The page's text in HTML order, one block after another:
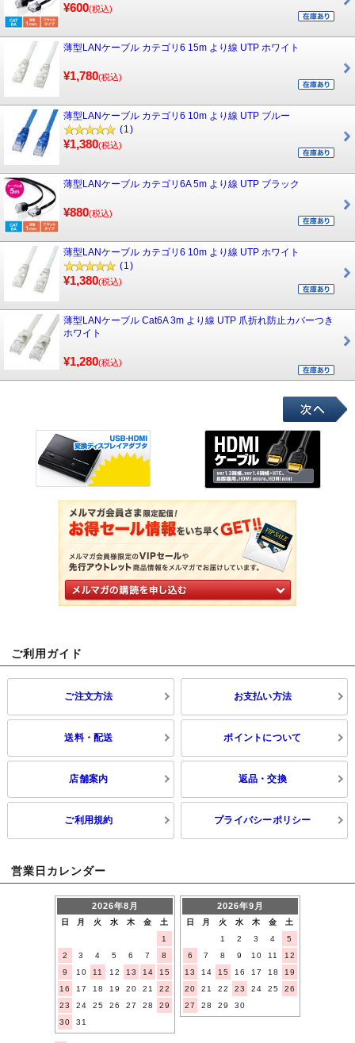
¥600(税込)
薄型LANケーブル カテゴリ6 15m より線 UTP ホワイト
¥1,780(税込)
薄型LANケーブル カテゴリ6 10m より線 UTP ブルー
(1)
¥1,380(税込)
薄型LANケーブル カテゴリ6A 5m より線 UTP ブラック
¥880(税込)
薄型LANケーブル カテゴリ6 10m より線 UTP ホワイト
(1)
¥1,380(税込)
薄型LANケーブル Cat6A 3m より線 UTP 爪折れ防止カバーつき
ホワイト
¥1,280(税込)
ご利用ガイド
ご注文方法 お支払い方法
送料・配送 ポイントについて
店舗案内 返品・交換
ご利用規約 プライバシーポリシー
営業日カレンダー
2026年8月
日 月 火 水 木 金
土
1
2
3 4 5 6 7
8
9
10 11 12 13 14
15
16
17 18 19 20 21
22
23
24 25 26 27 28
29
30
31
2026年9月
日 月 火 水 木 金
土
1
2 3 4
5
6
7 8 9 10 11
12
13
14 15 16 17 18
19
20
21 22 23 24 25
26
27
28 29 30